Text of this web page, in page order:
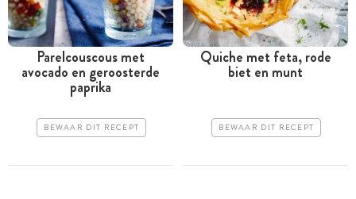
Parelcouscous met
avocado en geroosterde
paprika
BEWAAR DIT RECEPT
Quiche met feta, rode
biet en munt
BEWAAR DIT RECEPT